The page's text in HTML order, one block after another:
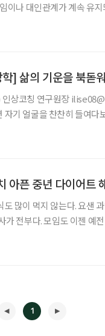
이나 대인관계가 계속 유
] 삶의 기운을 북돋
구원장 ilise08@naver.com 샤워를 하
자기 얼굴을 찬찬히 들여다
아픈 중년 다이어트
도 많이 먹지 않는다. 요샌
가 전부다. 모임도 이젠 예
1